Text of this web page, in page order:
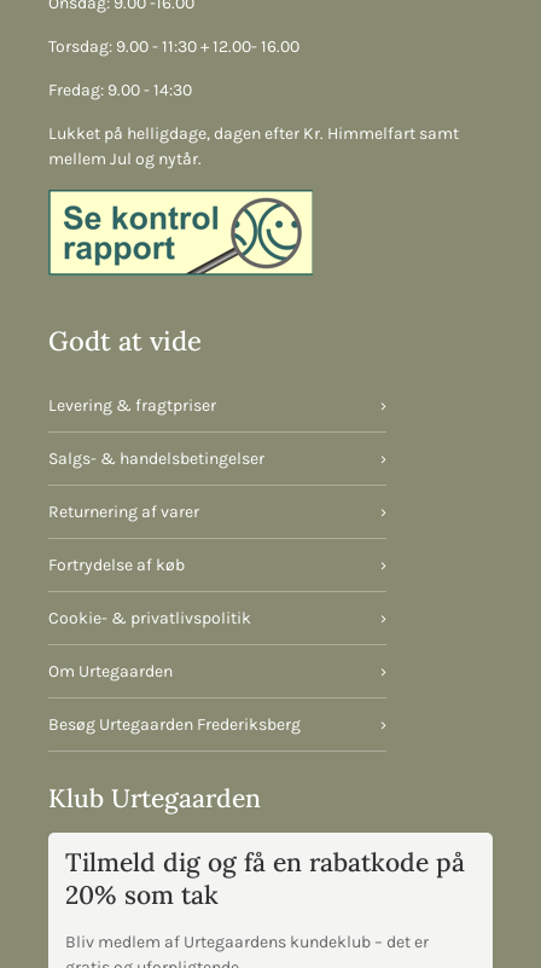
Torsdag: 9.00 - 11:30 + 12.00- 16.00
Fredag: 9.00 - 14:30
Lukket på helligdage, dagen efter Kr. Himmelfart samt
mellem Jul og nytår.
Godt at vide
Levering & fragtpriser ›
Salgs- & handelsbetingelser ›
Returnering af varer ›
Fortrydelse af køb ›
Cookie- & privatlivspolitik ›
Om Urtegaarden ›
Besøg Urtegaarden Frederiksberg ›
Klub Urtegaarden
Tilmeld dig og få en rabatkode på
20% som tak
Bliv medlem af Urtegaardens kundeklub – det er